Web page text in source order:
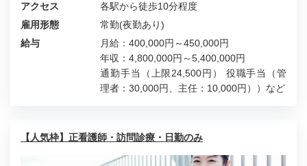
アクセス
各駅から徒歩10分程度
雇用形態
常勤(夜勤あり)
給与
月給：400,000円～450,000円
年収：4,800,000円～5,400,000円
通勤手当（上限24,500円） 役職手当（管
理者：30,000円、主任：10,000円））など
【人気枠】正看護師・訪問診療・日勤のみ